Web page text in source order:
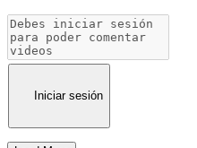
Iniciar sesión